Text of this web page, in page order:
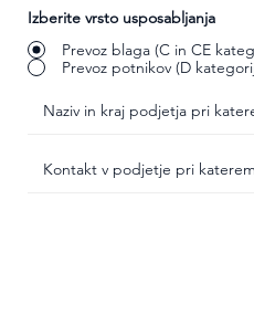
Izberite vrsto usposabljanja
Prevoz blaga (C in CE
Prevoz potnikov (D